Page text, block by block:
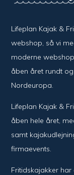
Lifeplan Kajak &
webshop, så vi
moderne
åben året rundt
Nordeuropa.
Lifeplan Kajak &
åben hele året,
samt
firmaevents.
Fritidskajakker